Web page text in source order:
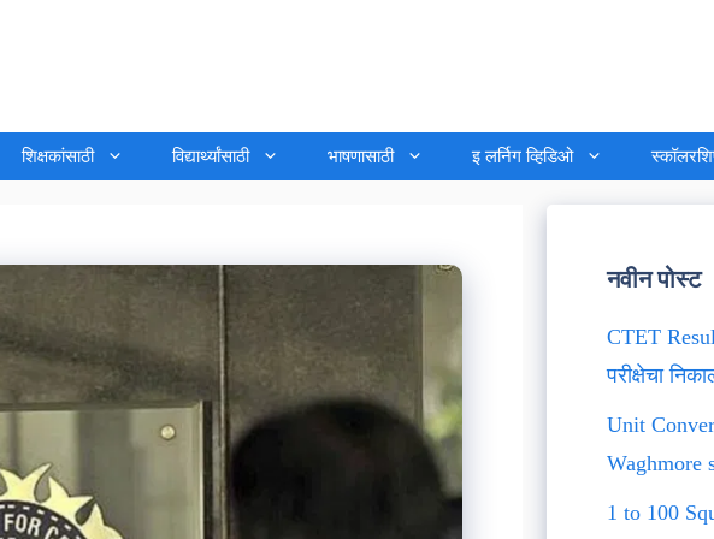
शिक्षकांसाठी विद्यार्थ्यांसाठी भाषणासाठी इ लर्निग व्हिडिओ
नवीन पोस्ट
CTET
परीक्षेचा
Unit
Waghmore
1 to 100